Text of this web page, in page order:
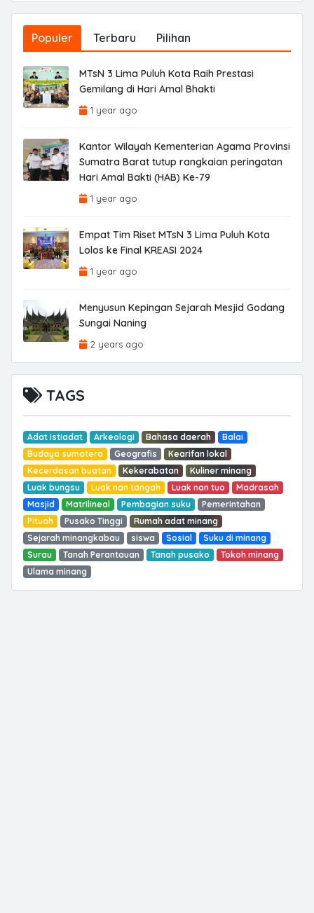
Populer Terbaru Pilihan
MTsN 3 Lima Puluh Kota Raih Prestasi
Gemilang di Hari Amal Bhakti
1 year ago
Kantor Wilayah Kementerian Agama Provinsi
Sumatra Barat tutup rangkaian peringatan
Hari Amal Bakti (HAB) Ke-79
1 year ago
Empat Tim Riset MTsN 3 Lima Puluh Kota
Lolos ke Final KREASI 2024
1 year ago
Menyusun Kepingan Sejarah Mesjid Godang
Sungai Naning
2 years ago
TAGS
Adat istiadat Arkeologi Bahasa daerah
Balai
Budaya sumatera
Geografis
Kearifan lokal
Kecerdasan buatan
Kekerabatan
Kuliner minang
Luak bungsu
Luak nan tangah Luak nan tuo
Madrasah
Masjid
Matrilineal Pembagian suku
Pemerintahan
Pituah
Pusako Tinggi
Rumah adat minang
Sejarah minangkabau
siswa Sosial
Suku di minang
Surau
Tanah Perantauan Tanah pusako
Tokoh minang
Ulama minang